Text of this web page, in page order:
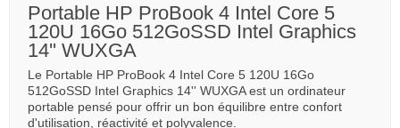
Portable HP ProBook 4 Intel Core 5
120U 16Go 512GoSSD Intel Graphics
14'' WUXGA
Le Portable HP ProBook 4 Intel Core 5 120U 16Go
512GoSSD Intel Graphics 14'' WUXGA est un ordinateur
portable pensé pour offrir un bon équilibre entre confort
d'utilisation, réactivité et polyvalence.